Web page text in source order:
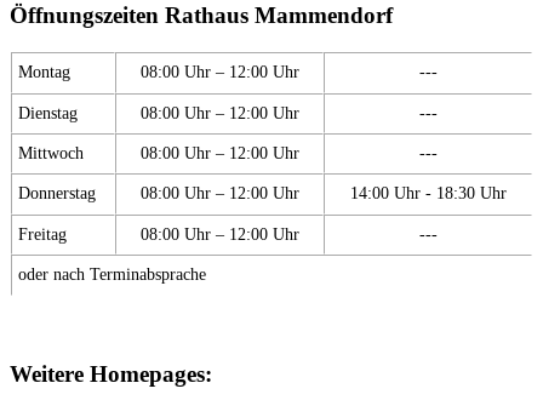
Öffnungszeiten Rathaus Mammendorf
Montag 08:00 Uhr – 12:00 Uhr ---
Dienstag 08:00 Uhr – 12:00 Uhr ---
Mittwoch 08:00 Uhr – 12:00 Uhr ---
Donnerstag 08:00 Uhr – 12:00 Uhr 14:00 Uhr - 18:30 Uhr
Freitag 08:00 Uhr – 12:00 Uhr ---
oder nach Terminabsprache
Weitere Homepages: